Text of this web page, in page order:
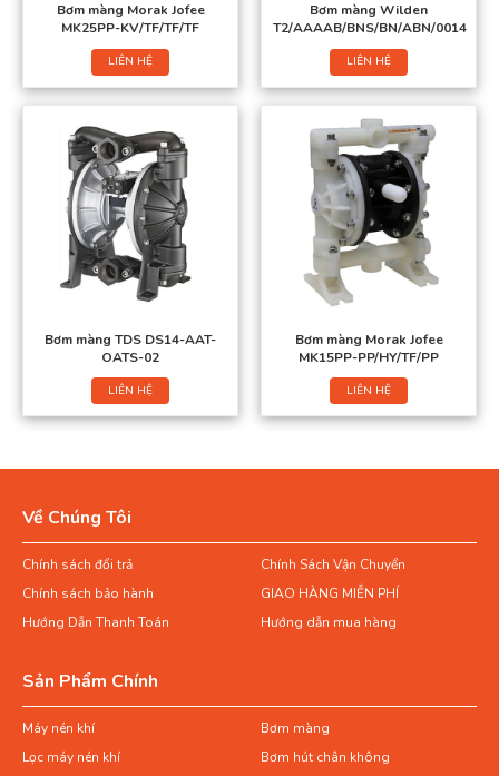
Bơm màng Morak Jofee
MK25PP-KV/TF/TF/TF
LIÊN HỆ
Bơm màng Wilden
T2/AAAAB/BNS/BN/ABN/0014
LIÊN HỆ
Bơm màng TDS DS14-AAT-
OATS-02
LIÊN HỆ
Bơm màng Morak Jofee
MK15PP-PP/HY/TF/PP
LIÊN HỆ
Về Chúng Tôi
Chính sách đổi trả
Chính Sách Vận Chuyển
Chính sách bảo hành
GIAO HÀNG MIỄN PHÍ
Hướng Dẫn Thanh Toán
Hướng dẫn mua hàng
Sản Phẩm Chính
Máy nén khí
Bơm màng
Lọc máy nén khí
Bơm hút chân không